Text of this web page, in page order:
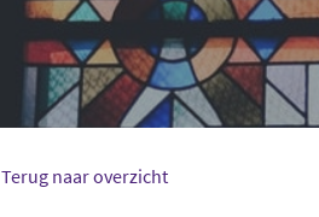
Terug naar overzicht